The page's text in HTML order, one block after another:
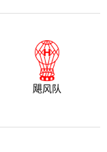
飓风队